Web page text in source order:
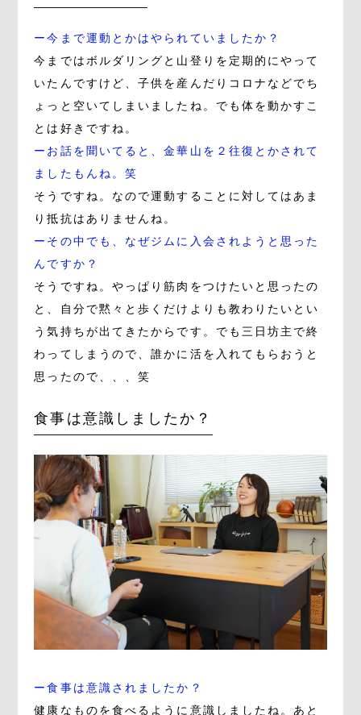
ー今まで運動とかはやられていましたか？
今まではボルダリングと山登りを定期的にやって
いたんですけど、子供を産んだりコロナなどでち
ょっと空いてしまいましたね。でも体を動かすこ
とは好きですね。
ーお話を聞いてると、金華山を２往復とかされて
ましたもんね。笑
そうですね。なので運動することに対してはあま
り抵抗はありませんね。
ーその中でも、なぜジムに入会されようと思った
んですか？
そうですね。やっぱり筋肉をつけたいと思ったの
と、自分で黙々と歩くだけよりも教わりたいとい
う気持ちが出てきたからです。でも三日坊主で終
わってしまうので、誰かに活を入れてもらおうと
思ったので、、、笑
食事は意識しましたか？
ー食事は意識されましたか？
健康なものを食べるように意識しましたね。あと